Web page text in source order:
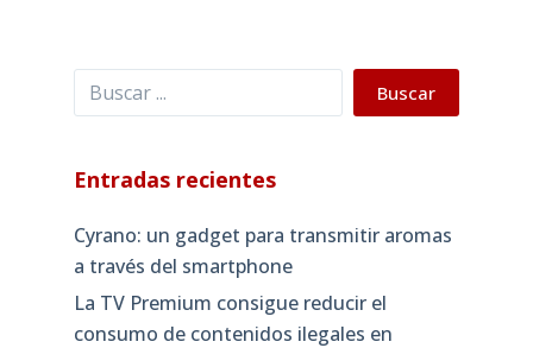
Buscar Buscar
Entradas recientes
Cyrano: un gadget para transmitir aromas
a través del smartphone
La TV Premium consigue reducir el
consumo de contenidos ilegales en